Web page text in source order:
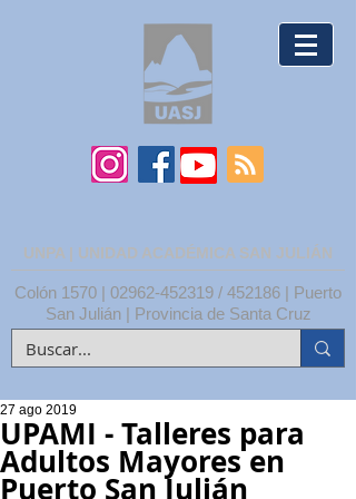
UNPA | UNIDAD ACADÉMICA SAN JULIÁN
Colón 1570 | 02962-452319 / 452186 | Puerto
San Julián | Provincia de Santa Cruz
UPAMI - Talleres para
Adultos Mayores en
Puerto San Julián
27 ago 2019